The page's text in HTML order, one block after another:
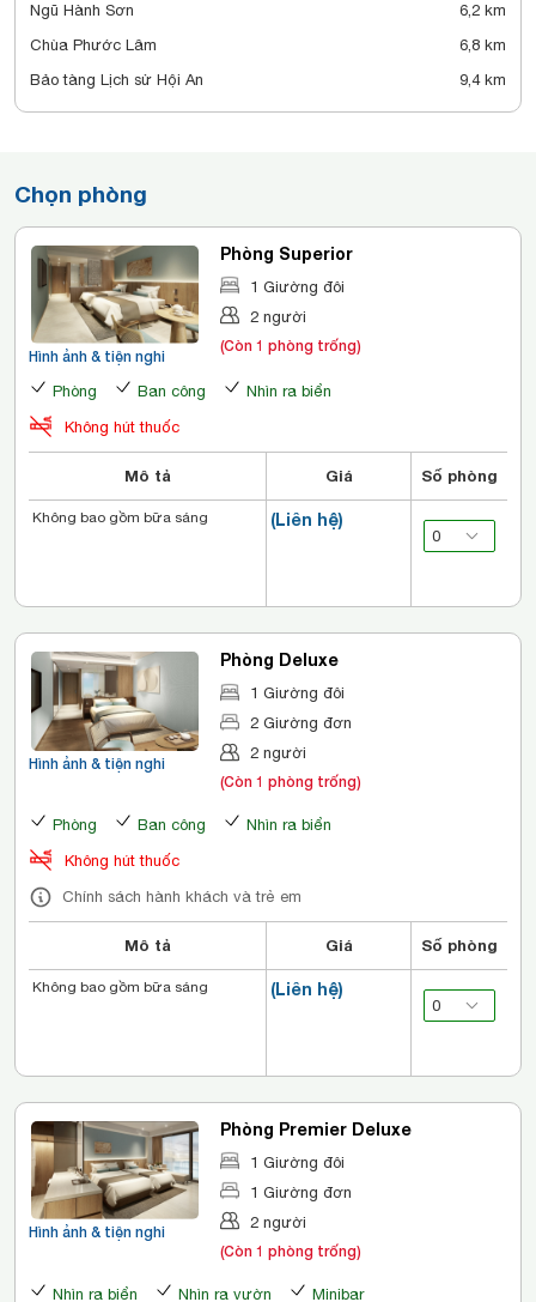
Ngũ Hành Sơn
6,2 km
Chùa Phước Lâm
6,8 km
Bảo tàng Lịch sử Hội An
9,4 km
Chọn phòng
Hình ảnh & tiện nghi
Phòng Superior
1 Giường đôi
2 người
(Còn 1 phòng trống)
Phòng Ban công
Nhìn ra biển
Không hút thuốc
Mô tả Giá Số phòng
(Liên hệ)
Không bao gồm bữa sáng
Hình ảnh & tiện nghi
Phòng Deluxe
1 Giường đôi
2 Giường đơn
2 người
(Còn 1 phòng trống)
Phòng Ban công
Nhìn ra biển
Không hút thuốc
Chính sách hành khách và trẻ em
Mô tả Giá Số phòng
(Liên hệ)
Không bao gồm bữa sáng
Hình ảnh & tiện nghi
Phòng Premier Deluxe
1 Giường đôi
1 Giường đơn
2 người
(Còn 1 phòng trống)
Nhìn ra biển Nhìn ra vườn Minibar